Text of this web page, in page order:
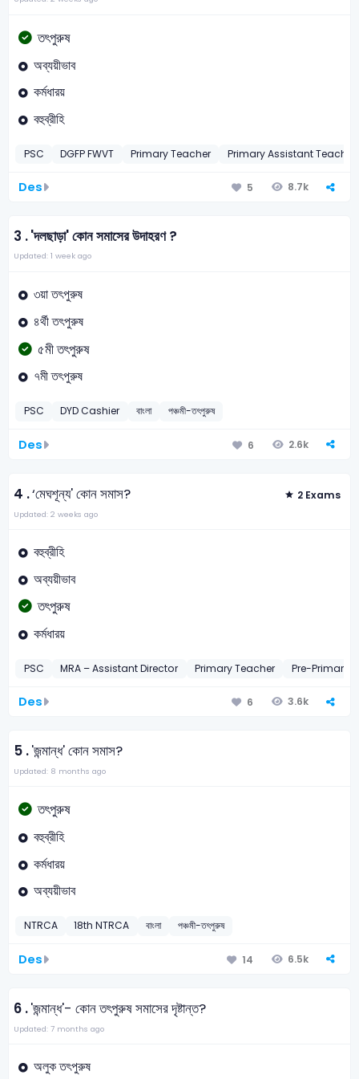
তৎপুরুষ
অব্যয়ীভাব
কর্মধারয়
বহুব্রীহি
PSC DGFP FWVT Primary Teacher Primary Assistant
Des 5 8.7k
3 .'দলছাড়া' কোন সমাসের উদাহরণ ?
Updated: 1 week ago
৩য়া তৎপুরুষ
৪র্থী তৎপুরুষ
৫মী তৎপুরুষ
৭মী তৎপুরুষ
PSC DYD Cashier বাংলা পঞ্চমী-তৎপুরুষ
Des 6 2.6k
4 .‘মেঘশূন্য' কোন সমাস? 2 Exams
Updated: 2 weeks ago
বহুব্রীহি
অব্যয়ীভাব
তৎপুরুষ
কর্মধারয়
PSC MRA – Assistant Director Primary Teacher Pre-Primary
Des 6 3.6k
5 .'জন্মান্ধ' কোন সমাস?
Updated: 8 months ago
তৎপুরুষ
বহুব্রীহি
কর্মধারয়
অব্যয়ীভাব
NTRCA 18th NTRCA বাংলা পঞ্চমী-তৎপুরুষ
Des 14 6.5k
6 .'জন্মান্ধ'- কোন তৎপুরুষ সমাসের দৃষ্টান্ত?
Updated: 7 months ago
অলুক তৎপুরুষ